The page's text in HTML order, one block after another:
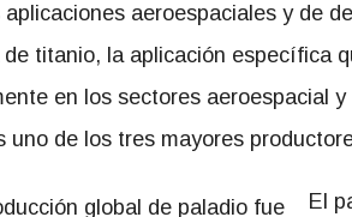
aplicaciones aeroespaciales y de
de titanio, la aplicación específica
en los sectores aeroespacial
uno de los tres mayores
El